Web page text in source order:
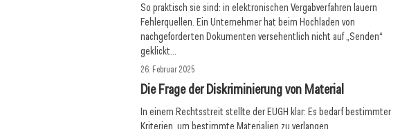
So praktisch sie sind: in elektronischen Vergabverfahren lauern
Fehlerquellen. Ein Unternehmer hat beim Hochladen von
nachgeforderten Dokumenten versehentlich nicht auf „Senden“
geklickt...
26. Februar 2025
Die Frage der Diskriminierung von Material
In einem Rechtsstreit stellte der EUGH klar: Es bedarf bestimmter
Kriterien, um bestimmte Materialien zu verlangen.